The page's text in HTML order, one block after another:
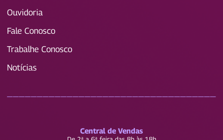
Ouvidoria
Fale Conosco
Trabalhe Conosco
Notícias
Central de Vendas